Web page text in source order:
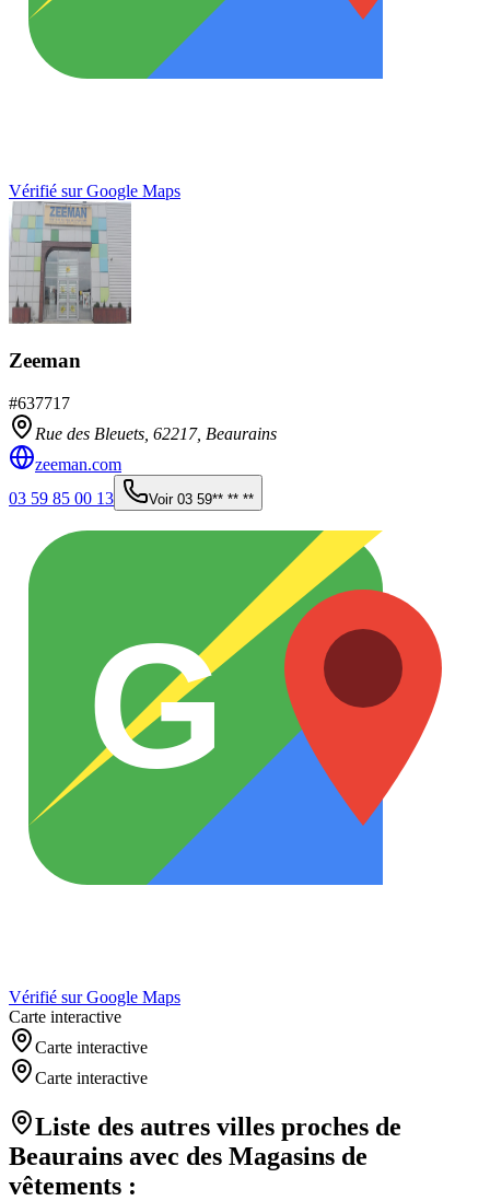
Vérifié sur Google Maps
Zeeman
#637717
Rue des Bleuets, 62217, Beaurains
zeeman.com
03 59 85 00 13
Voir 03 59** ** **
G
Vérifié sur Google Maps
Carte interactive
Carte interactive
Carte interactive
Liste des autres villes proches de
Beaurains avec des Magasins de
vêtements :